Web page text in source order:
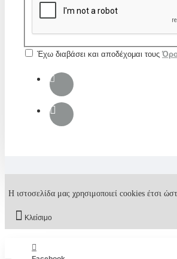
Έχω διαβάσει και αποδέχομαι τους
Η ιστοσελίδα μας χρησιμοποιεί cookies έτσι
Κλείσιμο